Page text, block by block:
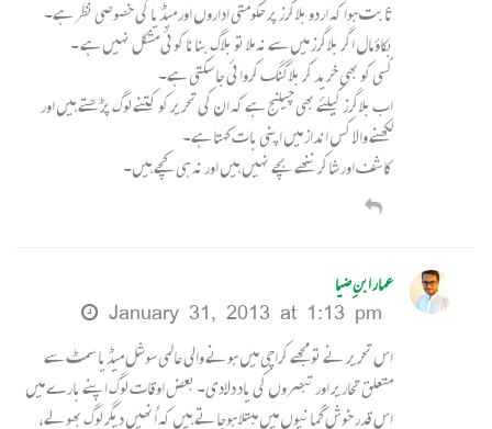
ثابت ہوا کہ اردو بلاگرز پر حکومتی اداروں اور میڈیا کی خصوصی نظر ہے۔
بکاؤ مال اگر بلاگرز میں سے نہ ملا تو بلاگ بنانا کوئی مشکل نہیں ہے ۔
کسی کو بھی خرید کر بلاگنگ کروائی جا سکتی ہے۔
اب بلاگرز کیلئے بھی چیلنج ہے کہ ان کی تحریر کو کتنے لوگ پڑھتے ہیں اور
لکھنے والا کس انداز میں اپنی بات کہتا ہے۔
کاشف اور شاکر ننھے بچے نہیں ہیں اور نہ ہی کچے ہیں۔
عمار ابنِ ضیا
January 31, 2013 at 1:13 pm
اس تحریر نے تو مجھے کراچی میں ہونے والی عالمی سوشل میڈیا سمٹ سے
متعلق تحاریر اور تبصروں کی یاد دلادی۔ بعض اوقات لوگ اپنے بارے میں
اس قدر خوش گمانیوں میں مبتلا ہوجاتے ہیں کہ اُنھیں دیگر لوگ بھولے،